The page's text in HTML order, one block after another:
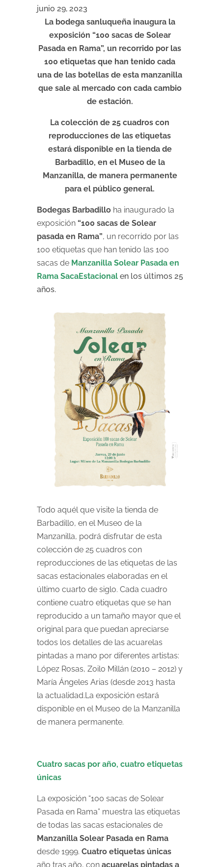
junio 29, 2023
La bodega sanluqueña inaugura la
exposición “100 sacas de Solear
Pasada en Rama”, un recorrido por las
100 etiquetas que han tenido cada
una de las botellas de esta manzanilla
que sale al mercado con cada cambio
de estación.
La colección de 25 cuadros con
reproducciones de las etiquetas
estará disponible en la tienda de
Barbadillo, en el Museo de la
Manzanilla, de manera permanente
para el público general.
Bodegas Barbadilloha inaugurado la
exposición “100 sacas de Solear
pasada en Rama”, un recorrido por las
100 etiquetas que han tenido las 100
sacas de ManzanillaSolearPasada en
Rama SacaEstacionalen los últimos 25
años.
Todo aquél que visite la tienda de
Barbadillo, en el Museo de la
Manzanilla, podrá disfrutar de esta
colección de 25 cuadros con
reproducciones de las etiquetas de las
sacas estacionales elaboradas en el
último cuarto de siglo. Cada cuadro
contiene cuatro etiquetas que se han
reproducido a un tamaño mayor que el
original para que puedan apreciarse
todos los detalles de las acuarelas
pintadas a mano por diferentes artistas:
López Rosas, Zoilo Millán (2010 – 2012) y
María Ángeles Arias (desde 2013 hasta
la actualidad.La exposición estará
disponible en el Museo de la Manzanilla
de manera permanente.
Cuatro sacas por año, cuatro etiquetas
únicas
La exposición “100 sacas de Solear
Pasada en Rama” muestra las etiquetas
de todas las sacas estacionales de
Manzanilla Solear Pasada en Rama
desde 1999. Cuatro etiquetas únicas
año tras año, con acuarelas pintadas a